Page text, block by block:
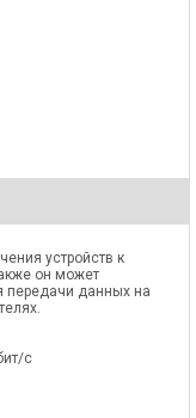
устройств к
он может
передачи данных на
с